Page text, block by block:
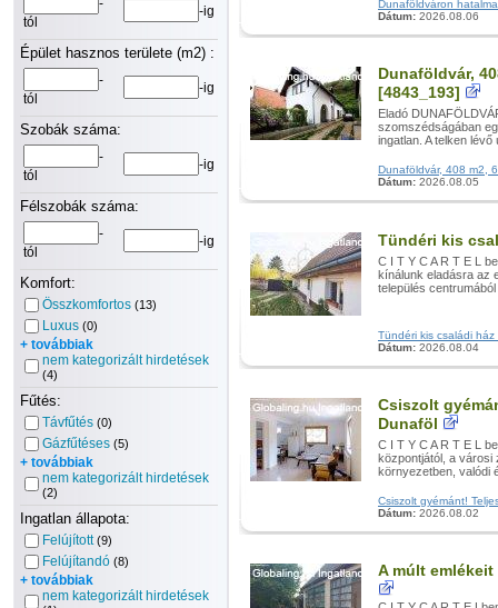
-
tól
-ig
Épület hasznos területe (m2) :
-
tól
-ig
Szobák száma:
-
tól
-ig
Félszobák száma:
-
tól
-ig
Komfort:
Összkomfortos (13)
Luxus (0)
+ továbbiak
nem kategorizált hirdetések
(4)
Fűtés:
Távfűtés (0)
Gázfűtéses (5)
+ továbbiak
nem kategorizált hirdetések
(2)
Ingatlan állapota:
Felújított (9)
Felújítandó (8)
+ továbbiak
nem kategorizált hirdetések
Dunaföldváron
Dátum: 2026.08.06
Dunaföldvár,
[4843_193]
Eladó
szomszédságában
ingatlan. A telken
Dunaföldvár, 408 m2,
Dátum: 2026.08.05
Tündéri kis
C I T Y C A R T E L
kínálunk eladásra az
település
Tündéri kis családi
Dátum: 2026.08.04
Csiszolt
Dunaföl
C I T Y C A R T E L
központjától, a városi
környezetben, valódi
Csiszolt gyémánt!
Dátum: 2026.08.02
A múlt